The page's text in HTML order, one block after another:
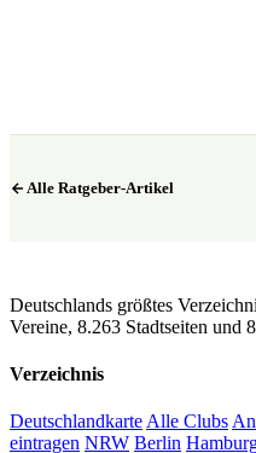
Alle Ratgeber-Artikel
Deutschlands größtes
Vereine, 8.263 Stadtseiten und
Verzeichnis
Deutschlandkarte Alle Clubs
eintragen NRW Berlin